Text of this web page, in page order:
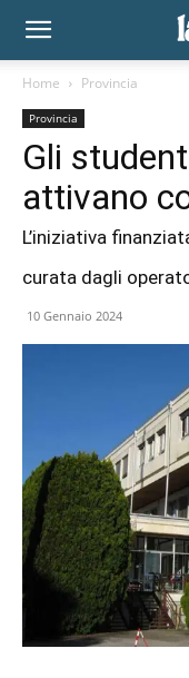
Home Provincia
Provincia
Gli
attivano
L’iniziativa
curata dagli
10 Gennaio 2024